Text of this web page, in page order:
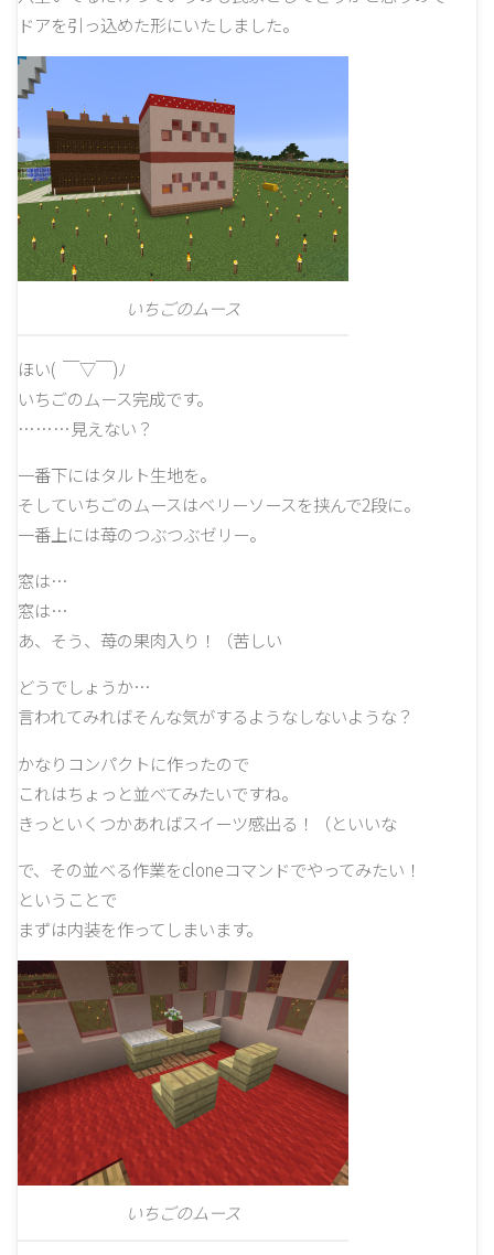
ドアを引っ込めた形にいたしました。
いちごのムース
ほい( ￣▽￣)ﾉ
いちごのムース完成です。
………見えない？
一番下にはタルト生地を。
そしていちごのムースはベリーソースを挟んで2段に。
一番上には苺のつぶつぶゼリー。
窓は…
窓は…
あ、そう、苺の果肉入り！（苦しい
どうでしょうか…
言われてみればそんな気がするようなしないような？
かなりコンパクトに作ったので
これはちょっと並べてみたいですね。
きっといくつかあればスイーツ感出る！（といいな
で、その並べる作業をcloneコマンドでやってみたい！
ということで
まずは内装を作ってしまいます。
いちごのムース